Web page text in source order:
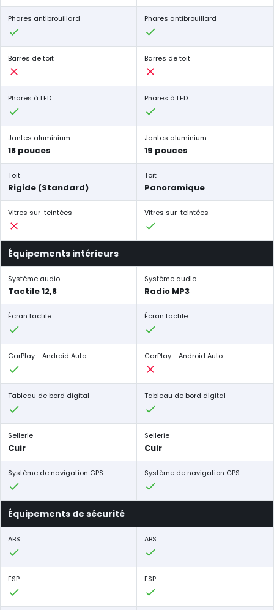
Phares antibrouillard Phares antibrouillard
Barres de toit Barres de toit
Phares à LED Phares à LED
Jantes aluminium
18 pouces
Jantes aluminium
19 pouces
Toit
Rigide (Standard)
Toit
Panoramique
Vitres sur-teintées Vitres sur-teintées
Équipements intérieurs
Système audio
Tactile 12,8
Système audio
Radio MP3
Écran tactile Écran tactile
CarPlay - Android Auto CarPlay - Android Auto
Tableau de bord digital Tableau de bord digital
Sellerie
Cuir
Sellerie
Cuir
Système de navigation GPS Système de navigation GPS
Équipements de sécurité
ABS ABS
ESP ESP